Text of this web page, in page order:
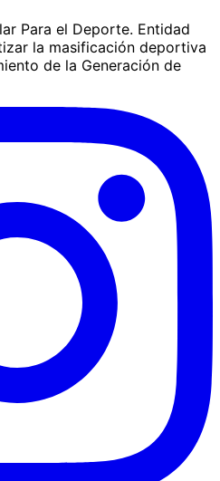
Para el Deporte. Entidad
la masificación deportiva
de la Generación de